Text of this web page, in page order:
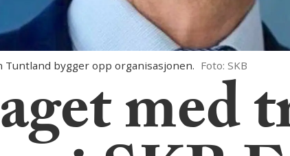
Tuntland bygger opp organisasjonen. Foto: SKB
med